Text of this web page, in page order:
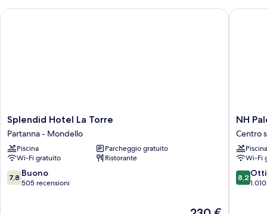
Splendid
Hotel
La
Torre
Partanna
-
Mondello
Splendid Hotel La Torre
Partanna - Mondello
Piscina
Parcheggio gratuito
Wi-Fi gratuito
Ristorante
7.8
su
7,8 Buono
505 recensioni
Il
Splendid Hotel La Torre
NH
Palermo
Centro
storico
di
Palermo
NH
Centro
Piscina
Wi-Fi
8.2
su
8,2
NH